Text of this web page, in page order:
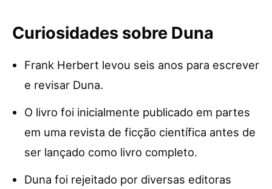
Curiosidades sobre Duna
Frank Herbert levou seis anos para escrever
e revisar Duna.
O livro foi inicialmente publicado em partes
em uma revista de ficção científica antes de
ser lançado como livro completo.
Duna foi rejeitado por diversas editoras